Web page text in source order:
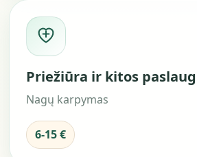
Priežiūra ir kitos
Nagų karpymas
6-15 €